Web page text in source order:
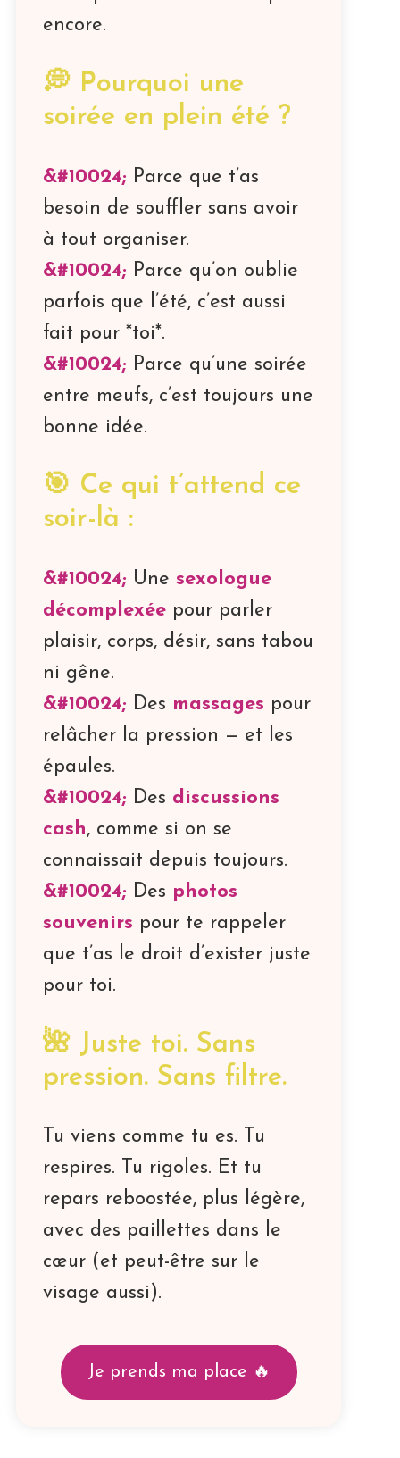
encore.
💭 Pourquoi une
soirée en plein été ?
Parce que t’as
besoin de souffler sans avoir
à tout organiser.
Parce qu’on oublie
parfois que l’été, c’est aussi
fait pour *toi*.
Parce qu’une soirée
entre meufs, c’est toujours une
bonne idée.
🎯 Ce qui t’attend ce
soir-là :
Une sexologue
décomplexée pour parler
plaisir, corps, désir, sans tabou
ni gêne.
Des massages pour
relâcher la pression — et les
épaules.
Des discussions
cash, comme si on se
connaissait depuis toujours.
Des photos
souvenirs pour te rappeler
que t’as le droit d’exister juste
pour toi.
🌺 Juste toi. Sans
pression. Sans filtre.
Tu viens comme tu es. Tu
respires. Tu rigoles. Et tu
repars reboostée, plus légère,
avec des paillettes dans le
cœur (et peut-être sur le
visage aussi).
Je prends ma place 🔥